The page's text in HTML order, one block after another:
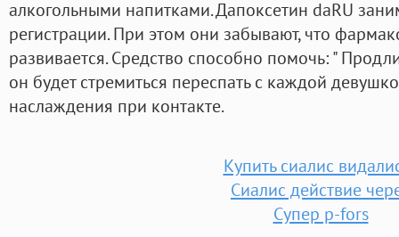
алкогольными напитками. Дапоксетин daRU
регистрации. При этом они забывают, что
развивается. Средство способно помочь: "
он будет стремиться переспать с каждой
наслаждения при контакте.
Купить сиалис
Сиалис действие
Супер p-fors